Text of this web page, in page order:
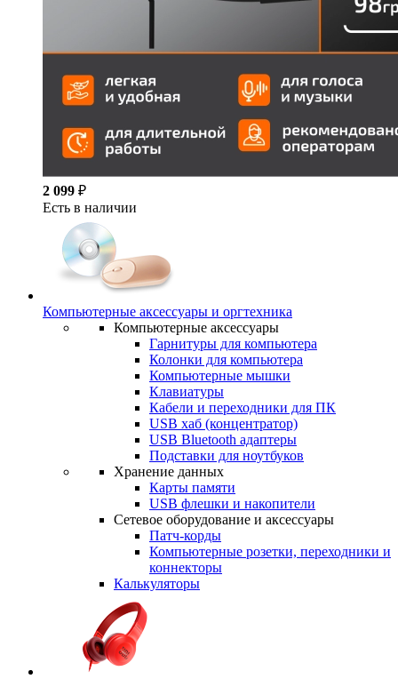
2 099 ₽
Есть в наличии
Компьютерные аксессуары и оргтехника
Компьютерные аксессуары
Гарнитуры для компьютера
Колонки для компьютера
Компьютерные мышки
Клавиатуры
Кабели и переходники для ПК
USB хаб (концентратор)
USB Bluetooth адаптеры
Подставки для ноутбуков
Хранение данных
Карты памяти
USB флешки и накопители
Сетевое оборудование и аксессуары
Патч-корды
Компьютерные розетки, переходники и
коннекторы
Калькуляторы